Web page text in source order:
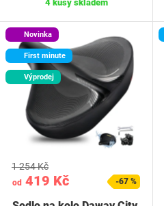
4 kusy skladem
Novinka
First minute
Výprodej
od 419 Kč
1 254 Kč
-67 %